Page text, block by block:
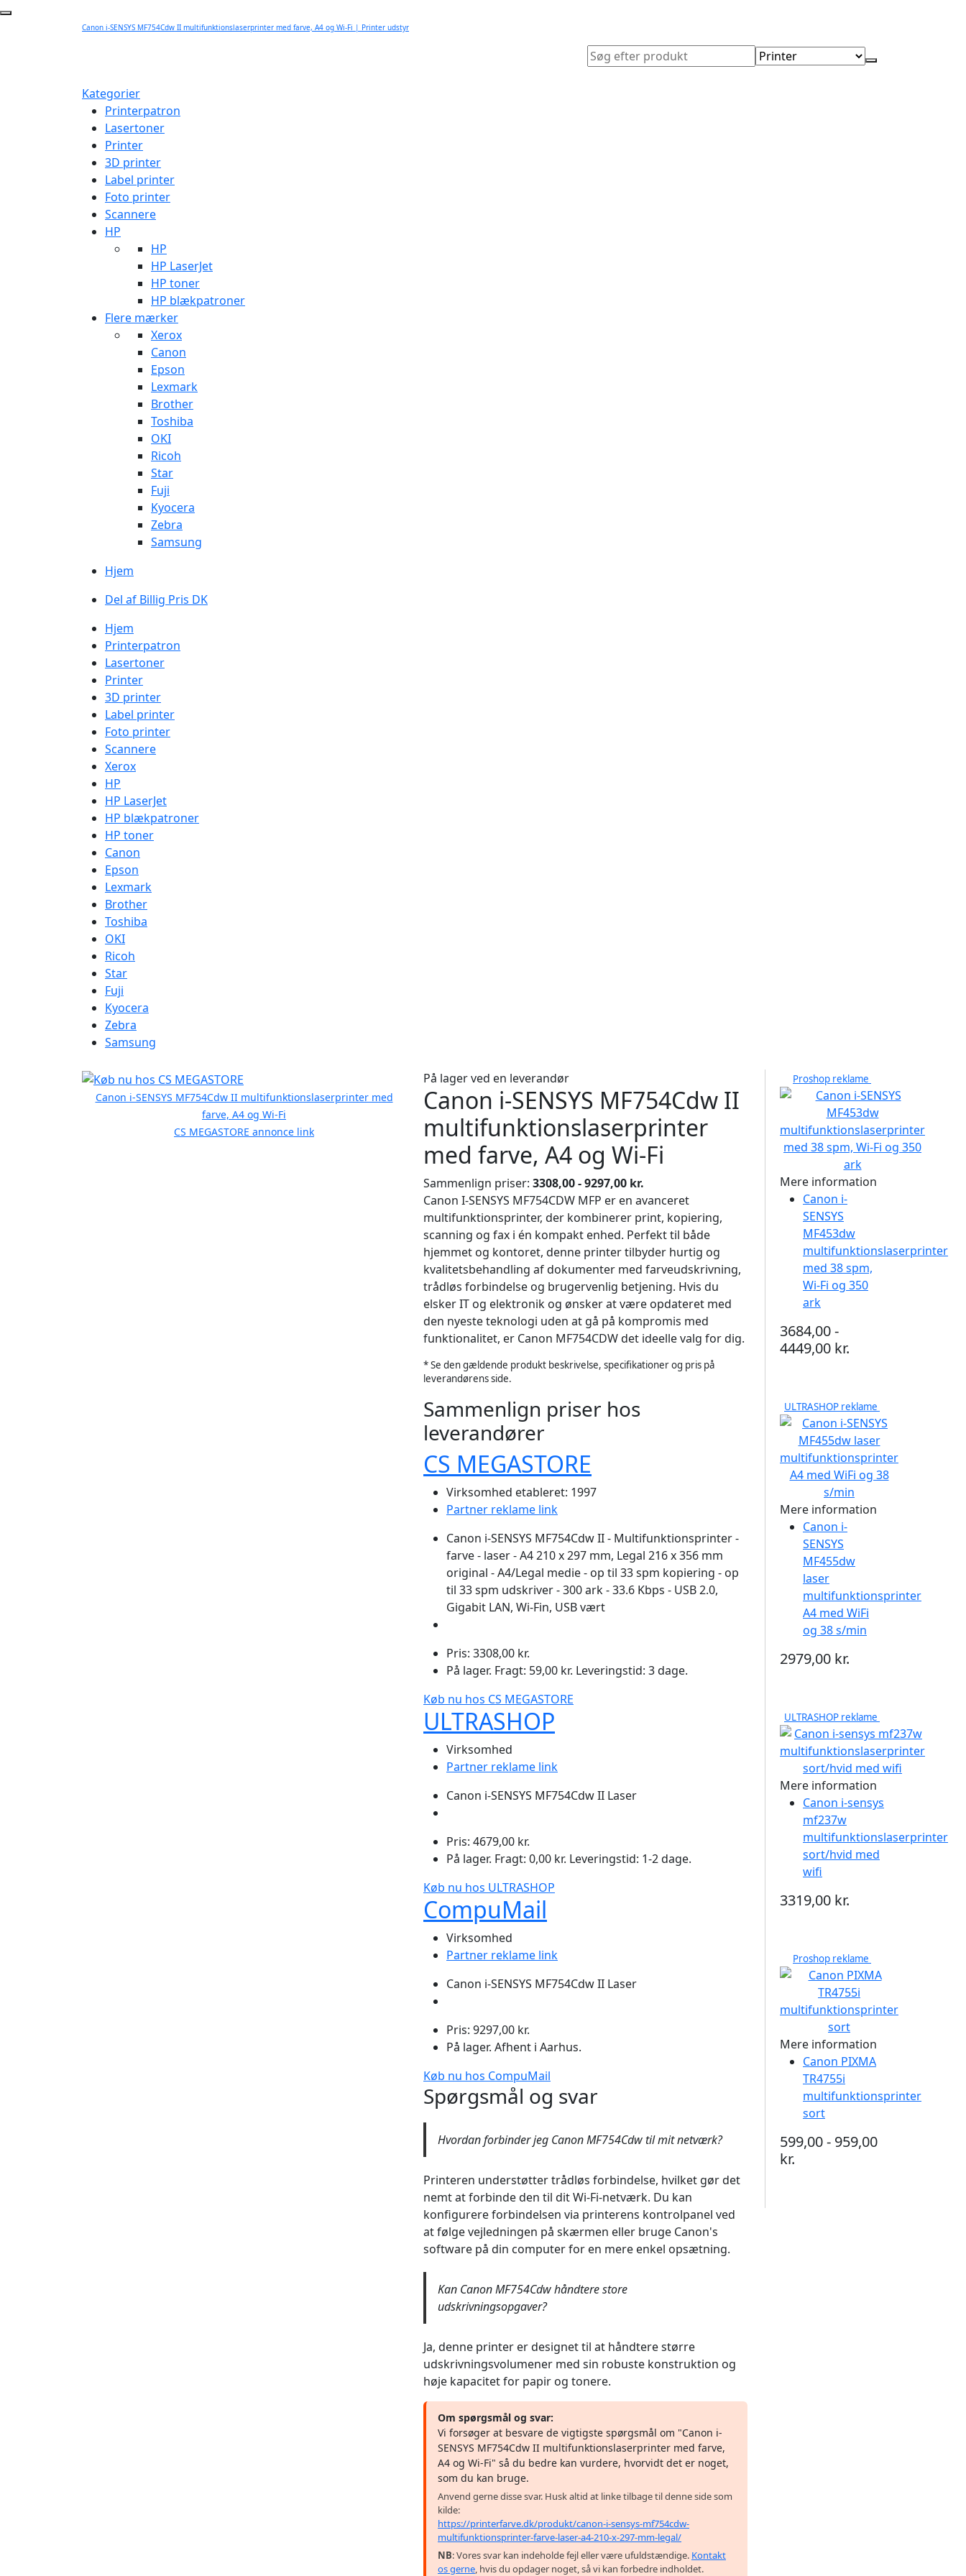
Canon i-SENSYS MF754Cdw II multifunktionslaserprinter med farve, A4 og Wi-Fi | Printer udstyr
Kategorier
Printerpatron
Lasertoner
Printer
3D printer
Label printer
Foto printer
Scannere
HP
HP
HP LaserJet
HP toner
HP blækpatroner
Flere mærker
Xerox
Canon
Epson
Lexmark
Brother
Toshiba
OKI
Ricoh
Star
Fuji
Kyocera
Zebra
Samsung
Hjem
Del af Billig Pris DK
Hjem
Printerpatron
Lasertoner
Printer
3D printer
Label printer
Foto printer
Scannere
Xerox
HP
HP LaserJet
HP blækpatroner
HP toner
Canon
Epson
Lexmark
Brother
Toshiba
OKI
Ricoh
Star
Fuji
Kyocera
Zebra
Samsung
Canon i-SENSYS MF754Cdw II multifunktionslaserprinter med
farve, A4 og Wi-Fi
CS MEGASTORE annonce link
På lager ved en leverandør
Canon i-SENSYS MF754Cdw II
multifunktionslaserprinter
med farve, A4 og Wi-Fi
Sammenlign priser: 3308,00 - 9297,00 kr.
Canon I-SENSYS MF754CDW MFP er en avanceret
multifunktionsprinter, der kombinerer print, kopiering,
scanning og fax i én kompakt enhed. Perfekt til både
hjemmet og kontoret, denne printer tilbyder hurtig og
kvalitetsbehandling af dokumenter med farveudskrivning,
trådløs forbindelse og brugervenlig betjening. Hvis du
elsker IT og elektronik og ønsker at være opdateret med
den nyeste teknologi uden at gå på kompromis med
funktionalitet, er Canon MF754CDW det ideelle valg for dig.
* Se den gældende produkt beskrivelse, specifikationer og pris på
leverandørens side.
Sammenlign priser hos
leverandører
CS MEGASTORE
Virksomhed etableret: 1997
Partner reklame link
Canon i-SENSYS MF754Cdw II - Multifunktionsprinter -
farve - laser - A4 210 x 297 mm, Legal 216 x 356 mm
original - A4/Legal medie - op til 33 spm kopiering - op
til 33 spm udskriver - 300 ark - 33.6 Kbps - USB 2.0,
Gigabit LAN, Wi-Fin, USB vært
Pris: 3308,00 kr.
På lager. Fragt: 59,00 kr. Leveringstid: 3 dage.
Køb nu hos CS MEGASTORE
ULTRASHOP
Virksomhed
Partner reklame link
Canon i-SENSYS MF754Cdw II Laser
Pris: 4679,00 kr.
På lager. Fragt: 0,00 kr. Leveringstid: 1-2 dage.
Køb nu hos ULTRASHOP
CompuMail
Virksomhed
Partner reklame link
Canon i-SENSYS MF754Cdw II Laser
Pris: 9297,00 kr.
På lager. Afhent i Aarhus.
Køb nu hos CompuMail
Spørgsmål og svar
Hvordan forbinder jeg Canon MF754Cdw til mit netværk?
Printeren understøtter trådløs forbindelse, hvilket gør det
nemt at forbinde den til dit Wi-Fi-netværk. Du kan
konfigurere forbindelsen via printerens kontrolpanel ved
at følge vejledningen på skærmen eller bruge Canon's
software på din computer for en mere enkel opsætning.
Kan Canon MF754Cdw håndtere store
udskrivningsopgaver?
Ja, denne printer er designet til at håndtere større
udskrivningsvolumener med sin robuste konstruktion og
høje kapacitet for papir og tonere.
Om spørgsmål og svar:
Vi forsøger at besvare de vigtigste spørgsmål om "Canon i-
SENSYS MF754Cdw II multifunktionslaserprinter med farve,
A4 og Wi-Fi" så du bedre kan vurdere, hvorvidt det er noget,
som du kan bruge.
Anvend gerne disse svar. Husk altid at linke tilbage til denne side som
kilde:
https://printerfarve.dk/produkt/canon-i-sensys-mf754cdw-
multifunktionsprinter-farve-laser-a4-210-x-297-mm-legal/
NB: Vores svar kan indeholde fejl eller være ufuldstændige. Kontakt
os gerne, hvis du opdager noget, så vi kan forbedre indholdet.
Proshop reklame
Mere information
Canon i-
SENSYS
MF453dw
multifunktionslaserprinter
med 38 spm,
Wi-Fi og 350
ark
3684,00 -
4449,00 kr.
ULTRASHOP reklame
Mere information
Canon i-
SENSYS
MF455dw
laser
multifunktionsprinter
A4 med WiFi
og 38 s/min
2979,00 kr.
ULTRASHOP reklame
Mere information
Canon i-sensys
mf237w
multifunktionslaserprinter
sort/hvid med
wifi
3319,00 kr.
Proshop reklame
Mere information
Canon PIXMA
TR4755i
multifunktionsprinter
sort
599,00 - 959,00
kr.